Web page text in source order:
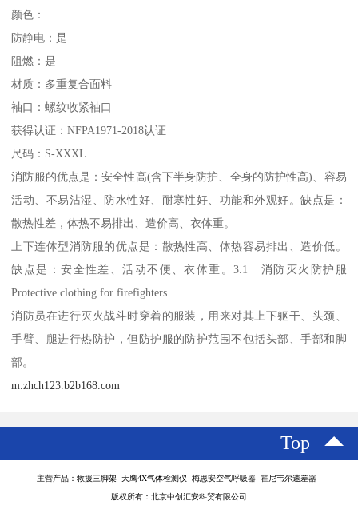
颜色：
防静电：是
阻燃：是
材质：多重复合面料
袖口：螺纹收紧袖口
获得认证：NFPA1971-2018认证
尺码：S-XXXL
消防服的优点是：安全性高(含下半身防护、全身的防护性高)、容易
活动、不易沾湿、防水性好、耐寒性好、功能和外观好。缺点是：
散热性差，体热不易排出、造价高、衣体重。
上下连体型消防服的优点是：散热性高、体热容易排出、造价低。
缺点是：安全性差、活动不便、衣体重。3.1 消防灭火防护服
Protective clothing for firefighters
消防员在进行灭火战斗时穿着的服装，用来对其上下躯干、头颈、
手臂、腿进行热防护，但防护服的防护范围不包括头部、手部和脚
部。
m.zhch123.b2b168.com
Top
主营产品：救援三脚架 天鹰4X气体检测仪 梅思安空气呼吸器 霍尼韦尔速差器
版权所有：北京中创汇安科贸有限公司